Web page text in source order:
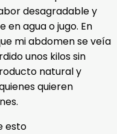
desagradable y
agua o jugo. En
mi abdomen se veía
unos kilos sin
natural y
quieren
esto